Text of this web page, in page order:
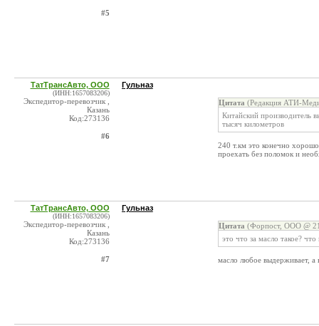
#5
ТатТрансАвто, ООО
(ИНН:1657083206)
Экспедитор-перевозчик ,
Казань
Код:273136
#6
Гульназ
Цитата (Редакция АТИ-
Китайский производитель
тысяч километров
240 т.км это конечно
проехать без поломок и
ТатТрансАвто, ООО
(ИНН:1657083206)
Экспедитор-перевозчик ,
Казань
Код:273136
#7
Гульназ
Цитата (Форпост, ООО @
это что за масло такое?
масло любое выдерживает, а